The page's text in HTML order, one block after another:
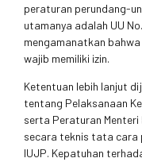
peraturan perundang-
utamanya adalah UU
mengamanatkan
wajib memiliki izin.
Ketentuan lebih lanjut
tentang Pelaksanaan
serta Peraturan Menteri
secara teknis tata cara
IUJP. Kepatuhan